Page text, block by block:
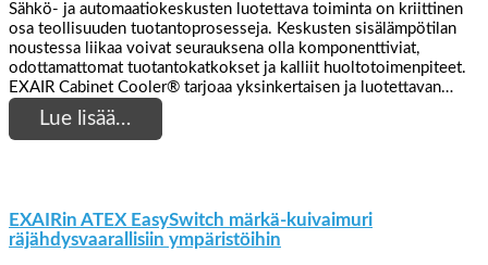
Sähkö- ja automaatiokeskusten luotettava toiminta on kriittinen
osa teollisuuden tuotantoprosesseja. Keskusten sisälämpötilan
noustessa liikaa voivat seurauksena olla komponenttiviat,
odottamattomat tuotantokatkokset ja kalliit huoltotoimenpiteet.
EXAIR Cabinet Cooler® tarjoaa yksinkertaisen ja luotettavan…
Lue lisää…
EXAIRin ATEX EasySwitch märkä-kuivaimuri
räjähdysvaarallisiin ympäristöihin